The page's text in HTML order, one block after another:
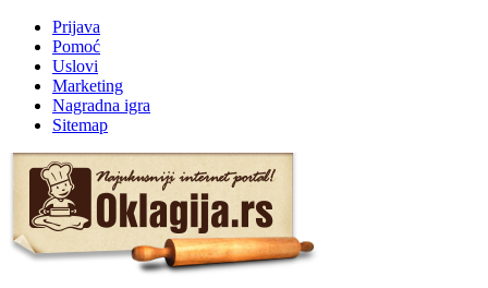
Prijava
Pomoć
Uslovi
Marketing
Nagradna igra
Sitemap